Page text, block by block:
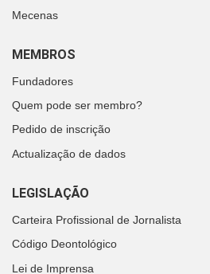
Mecenas
MEMBROS
Fundadores
Quem pode ser membro?
Pedido de inscrição
Actualização de dados
LEGISLAÇÃO
Carteira Profissional de Jornalista
Código Deontológico
Lei de Imprensa